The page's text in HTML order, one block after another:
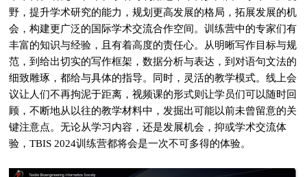
野，提升学术研究的能力，规划更高发展的格局，拓展发展的机
会，构建更广泛的国际学术交流合作空间。训练营中的专家们有
丰富的知识与经验，且有着高度的责任心。从明晰写作目标与规
范，到给出切实的写作框架，数据分析与表达，到对语句文法的
细致雕琢，都给与具体的指导。同时，灵活的教学模式。线上会
议让人们不再拘泥于距离，视频课的形式则让学员们可以随时回
顾，不断地从以往的教学材料中，发掘出可能以前未曾留意的关
键注意点。无论从学习内容，还是发展机会，抑或学术交流体
验，TBIS 2024训练营都将会是一次不可多得的体验。